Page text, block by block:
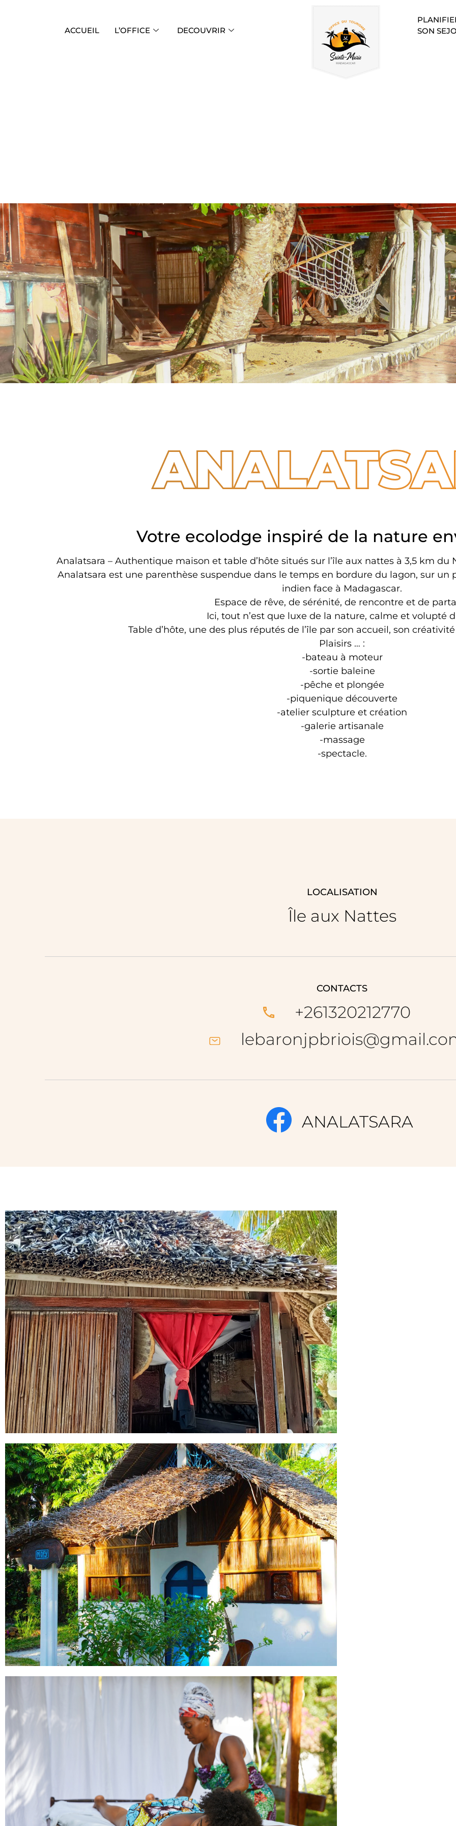
ACCUEIL L’OFFICE DECOUVRIR
SON
Votre ecolodge inspiré de la nature
Analatsara – Authentique maison et table d’hôte situés sur l’île aux nattes à 3,5 km du
Analatsara est une parenthèse suspendue dans le temps en bordure du lagon, sur un
indien face à Madagascar.
Espace de rêve, de sérénité, de rencontre et de
Ici, tout n’est que luxe de la nature, calme et volupté
Table d’hôte, une des plus réputés de l’île par son accueil, son
Plaisirs … :
-bateau à moteur
-sortie baleine
-pêche et plongée
-piquenique découverte
-atelier sculpture et création
-galerie artisanale
-massage
-spectacle.
LOCALISATION
Île aux Nattes
CONTACTS
+261320212770
ANALATSARA